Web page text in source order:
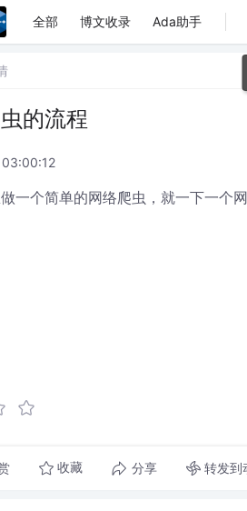
全部 博文收录 Ada助手
的流程
一个简单的网络爬虫，就一下一个
收藏 分享 转发到